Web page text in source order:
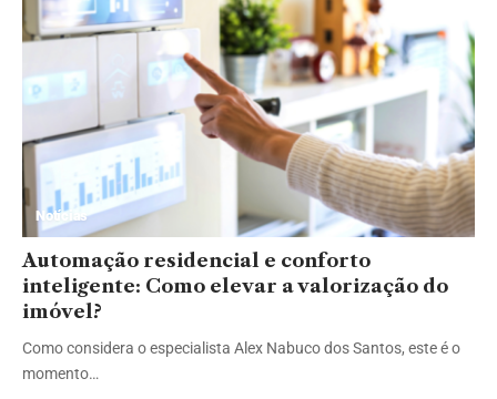
Notícias
Automação residencial e conforto
inteligente: Como elevar a valorização do
imóvel?
Como considera o especialista Alex Nabuco dos Santos, este é o
momento…